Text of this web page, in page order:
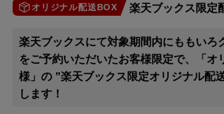
オリジナル配送BOX 楽天ブックス限定
楽天ブックスにて対象期間内にももいろ
をご予約いただいたお客様限定で、「オ
様」の ”楽天ブックス限定オリジナル配
します！